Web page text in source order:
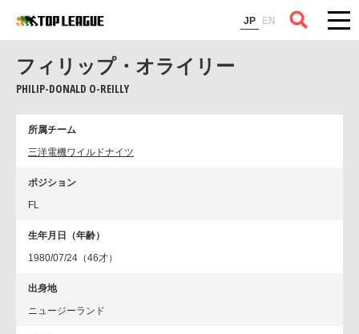
JP EN
コラム
フィリップ・オライリー
PHILIP-DONALD O-REILLY
所属チーム
三洋電機ワイルドナイツ
ポジション
FL
生年月日（年齢）
1980/07/24（46才）
出身地
ニュージーランド